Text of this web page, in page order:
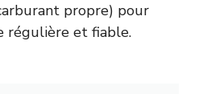
propre) pour
régulière et fiable.